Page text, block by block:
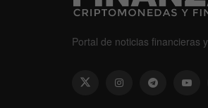
Portal de noticias financieras